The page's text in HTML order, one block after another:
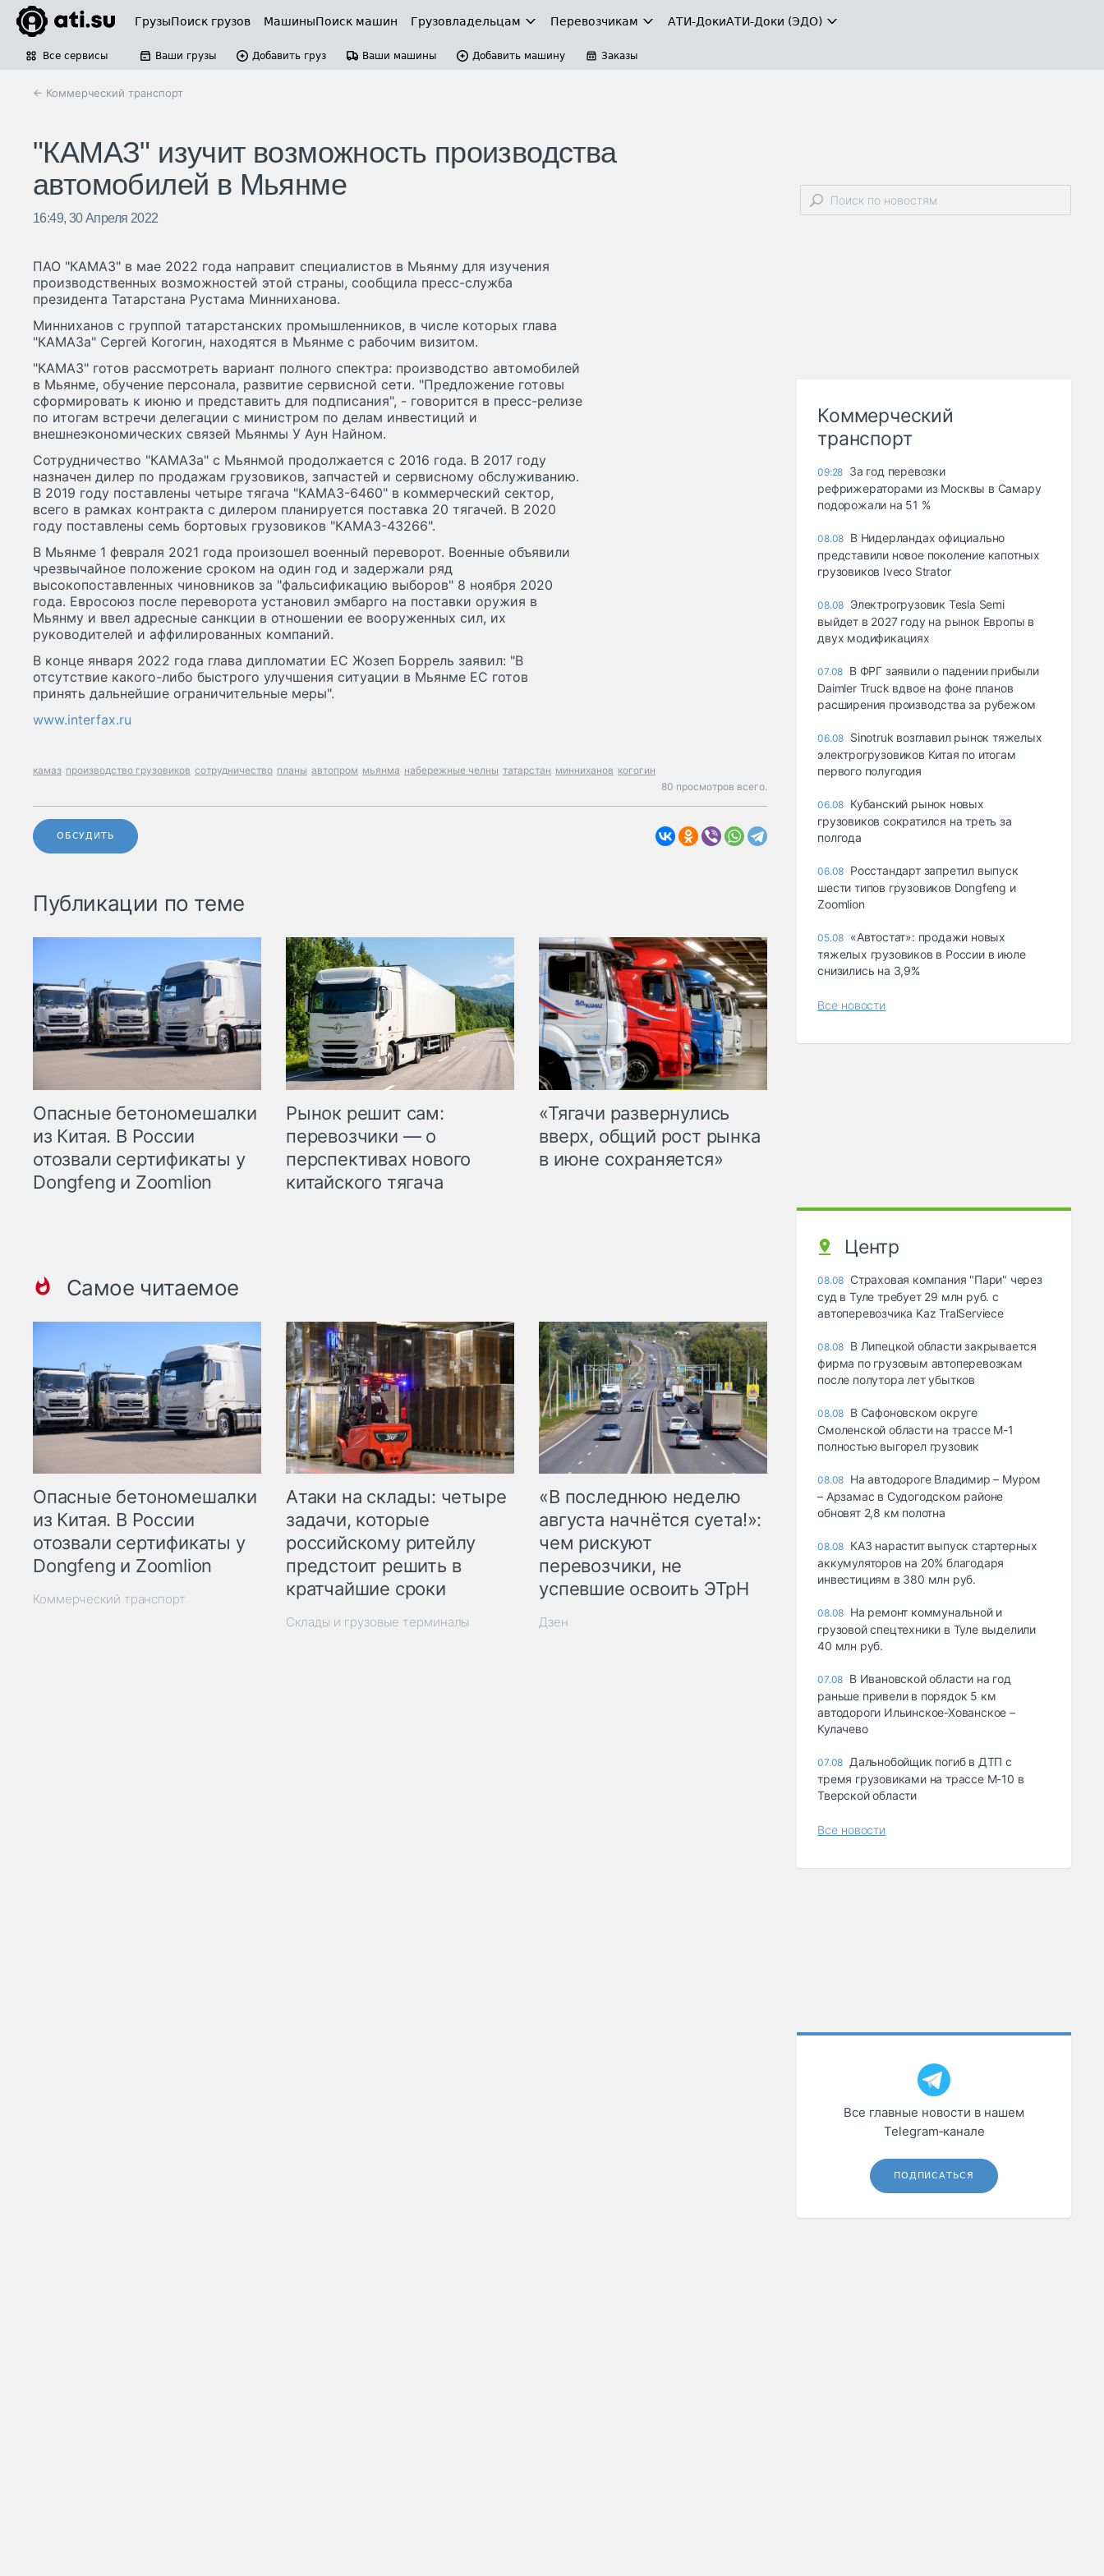
ГрузыПоиск грузов МашиныПоиск машин Грузовладельцам Перевозчикам АТИ-ДокиАТИ-Доки (ЭДО)
Все сервисы Ваши грузы Добавить груз Ваши машины Добавить машину Заказы
← Коммерческий транспорт
"КАМАЗ" изучит возможность производства
автомобилей в Мьянме
16:49, 30 Апреля 2022
ПАО "КАМАЗ" в мае 2022 года направит специалистов в Мьянму для изучения
производственных возможностей этой страны, сообщила пресс-служба
президента Татарстана Рустама Минниханова.
Минниханов с группой татарстанских промышленников, в числе которых глава
"КАМАЗа" Сергей Когогин, находятся в Мьянме с рабочим визитом.
"КАМАЗ" готов рассмотреть вариант полного спектра: производство автомобилей
в Мьянме, обучение персонала, развитие сервисной сети. "Предложение готовы
сформировать к июню и представить для подписания", - говорится в пресс-релизе
по итогам встречи делегации с министром по делам инвестиций и
внешнеэкономических связей Мьянмы У Аун Найном.
Сотрудничество "КАМАЗа" с Мьянмой продолжается с 2016 года. В 2017 году
назначен дилер по продажам грузовиков, запчастей и сервисному обслуживанию.
В 2019 году поставлены четыре тягача "КАМАЗ-6460" в коммерческий сектор,
всего в рамках контракта с дилером планируется поставка 20 тягачей. В 2020
году поставлены семь бортовых грузовиков "КАМАЗ-43266".
В Мьянме 1 февраля 2021 года произошел военный переворот. Военные объявили
чрезвычайное положение сроком на один год и задержали ряд
высокопоставленных чиновников за "фальсификацию выборов" 8 ноября 2020
года. Евросоюз после переворота установил эмбарго на поставки оружия в
Мьянму и ввел адресные санкции в отношении ее вооруженных сил, их
руководителей и аффилированных компаний.
В конце января 2022 года глава дипломатии ЕС Жозеп Боррель заявил: "В
отсутствие какого-либо быстрого улучшения ситуации в Мьянме ЕС готов
принять дальнейшие ограничительные меры".
www.interfax.ru
камаз производство грузовиков сотрудничество планы автопром мьянма набережные челны татарстан минниханов когогин
80 просмотров всего.
ОБСУДИТЬ
Публикации по теме
Опасные бетономешалки
из Китая. В России
отозвали сертификаты у
Dongfeng и Zoomlion
Рынок решит сам:
перевозчики — о
перспективах нового
китайского тягача
«Тягачи развернулись
вверх, общий рост рынка
в июне сохраняется»
Самое читаемое
Опасные бетономешалки
из Китая. В России
отозвали сертификаты у
Dongfeng и Zoomlion
Коммерческий транспорт
Атаки на склады: четыре
задачи, которые
российскому ритейлу
предстоит решить в
кратчайшие сроки
Склады и грузовые терминалы
«В последнюю неделю
августа начнётся суета!»:
чем рискуют
перевозчики, не
успевшие освоить ЭТрН
Дзен
Коммерческий
транспорт
09:28 За год перевозки
рефрижераторами из Москвы в Самару
подорожали на 51 %
08.08 В Нидерландах официально
представили новое поколение капотных
грузовиков Iveco Strator
08.08 Электрогрузовик Tesla Semi
выйдет в 2027 году на рынок Европы в
двух модификациях
07.08 В ФРГ заявили о падении прибыли
Daimler Truck вдвое на фоне планов
расширения производства за рубежом
06.08 Sinotruk возглавил рынок тяжелых
электрогрузовиков Китая по итогам
первого полугодия
06.08 Кубанский рынок новых
грузовиков сократился на треть за
полгода
06.08 Росстандарт запретил выпуск
шести типов грузовиков Dongfeng и
Zoomlion
05.08 «Автостат»: продажи новых
тяжелых грузовиков в России в июле
снизились на 3,9%
Все новости
Центр
08.08 Страховая компания "Пари" через
суд в Туле требует 29 млн руб. с
автоперевозчика Kaz TralServiece
08.08 В Липецкой области закрывается
фирма по грузовым автоперевозкам
после полутора лет убытков
08.08 В Сафоновском округе
Смоленской области на трассе М-1
полностью выгорел грузовик
08.08 На автодороге Владимир – Муром
– Арзамас в Судогодском районе
обновят 2,8 км полотна
08.08 КАЗ нарастит выпуск стартерных
аккумуляторов на 20% благодаря
инвестициям в 380 млн руб.
08.08 На ремонт коммунальной и
грузовой спецтехники в Туле выделили
40 млн руб.
07.08 В Ивановской области на год
раньше привели в порядок 5 км
автодороги Ильинское-Хованское –
Кулачево
07.08 Дальнобойщик погиб в ДТП с
тремя грузовиками на трассе М-10 в
Тверской области
Все новости
Все главные новости в нашем
Telegram‑канале
ПОДПИСАТЬСЯ